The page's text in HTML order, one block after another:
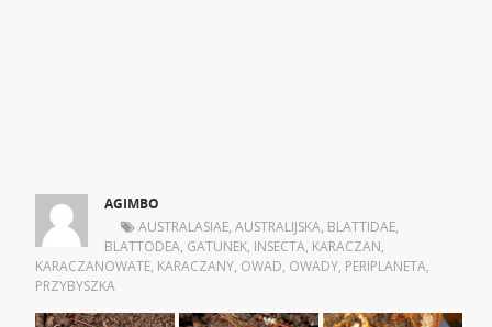
AGIMBO
AUSTRALASIAE,AUSTRALIJSKA, BLATTIDAE,
BLATTODEA, GATUNEK, INSECTA, KARACZAN,
KARACZANOWATE, KARACZANY, OWAD, OWADY, PERIPLANETA,
PRZYBYSZKA